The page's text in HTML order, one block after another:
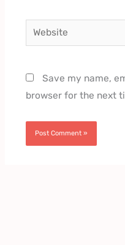
Website
Save my name,
browser for the next